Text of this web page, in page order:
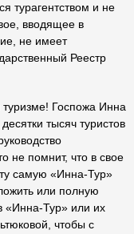
турагентством и не
вводящее в
не имеет
Реестр
Госпожа Инна
тысяч туристов
не помнит, что в свое
самую «Инна-Тур»
или полную
«Инна-Тур» или их
чтобы с